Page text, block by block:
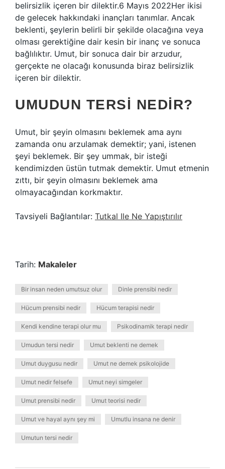
belirsizlik içeren bir dilektir.6 Mayıs 2022Her ikisi
de gelecek hakkındaki inançları tanımlar. Ancak
beklenti, şeylerin belirli bir şekilde olacağına veya
olması gerektiğine dair kesin bir inanç ve sonuca
bağlılıktır. Umut, bir sonuca dair bir arzudur,
gerçekte ne olacağı konusunda biraz belirsizlik
içeren bir dilektir.
UMUDUN TERSI NEDIR?
Umut, bir şeyin olmasını beklemek ama aynı
zamanda onu arzulamak demektir; yani, istenen
şeyi beklemek. Bir şey ummak, bir isteği
kendimizden üstün tutmak demektir. Umut etmenin
zıttı, bir şeyin olmasını beklemek ama
olmayacağından korkmaktır.
Tavsiyeli Bağlantılar: Tutkal Ile Ne Yapıştırılır
Tarih: Makaleler
Bir insan neden umutsuz olur Dinle prensibi nedir
Hücum prensibi nedir Hücum terapisi nedir
Kendi kendine terapi olur mu Psikodinamik terapi nedir
Umudun tersi nedir Umut beklenti ne demek
Umut duygusu nedir Umut ne demek psikolojide
Umut nedir felsefe Umut neyi simgeler
Umut prensibi nedir Umut teorisi nedir
Umut ve hayal aynı şey mi Umutlu insana ne denir
Umutun tersi nedir